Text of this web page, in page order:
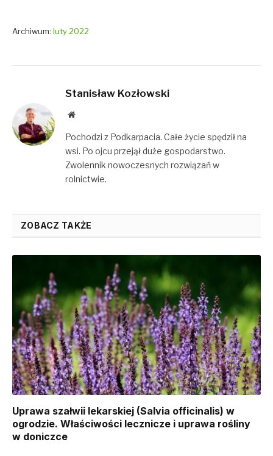
Archiwum: luty 2022
Stanisław Kozłowski
Website
Pochodzi z Podkarpacia. Całe życie spędził na
wsi. Po ojcu przejął duże gospodarstwo.
Zwolennik nowoczesnych rozwiązań w
rolnictwie.
ZOBACZ TAKŻE
Uprawa szałwii lekarskiej (Salvia officinalis) w
ogrodzie. Właściwości lecznicze i uprawa rośliny
w doniczce